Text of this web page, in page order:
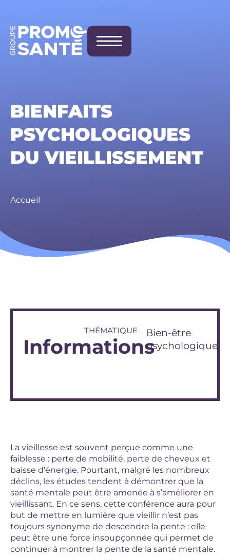
BIENFAITS
PSYCHOLOGIQUES
DU VIEILLISSEMENT
Accueil
Informations
THÉMATIQUE
Bien-être
psychologique
La vieillesse est souvent perçue comme une
faiblesse : perte de mobilité, perte de cheveux et
baisse d’énergie. Pourtant, malgré les nombreux
déclins, les études tendent à démontrer que la
santé mentale peut être amenée à s’améliorer en
vieillissant. En ce sens, cette conférence aura pour
but de mettre en lumière que vieillir n’est pas
toujours synonyme de descendre la pente : elle
peut être une force insoupçonnée qui permet de
continuer à montrer la pente de la santé mentale.